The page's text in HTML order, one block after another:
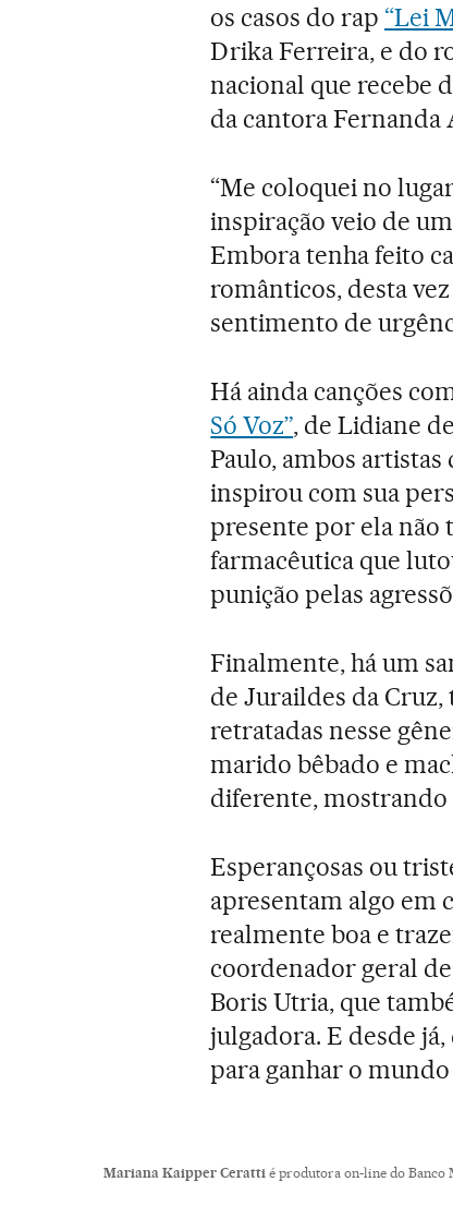
os casos do rap “Lei
Drika Ferreira, e do
nacional que recebe
da cantora Fernanda
“Me coloquei no
inspiração veio de
Embora tenha feito
românticos, desta
sentimento de
Há ainda canções
Só Voz”, de Lidiane
Paulo, ambos
inspirou com sua
presente por ela não
farmacêutica que
punição pelas
Finalmente, há um
de Juraildes da
retratadas nesse
marido bêbado e
diferente,
Esperançosas ou
apresentam algo em
realmente boa e
coordenador geral
Boris Utria, que
julgadora. E desde
para ganhar o
Mariana Kaipper Ceratti é produtora on-line do Banco